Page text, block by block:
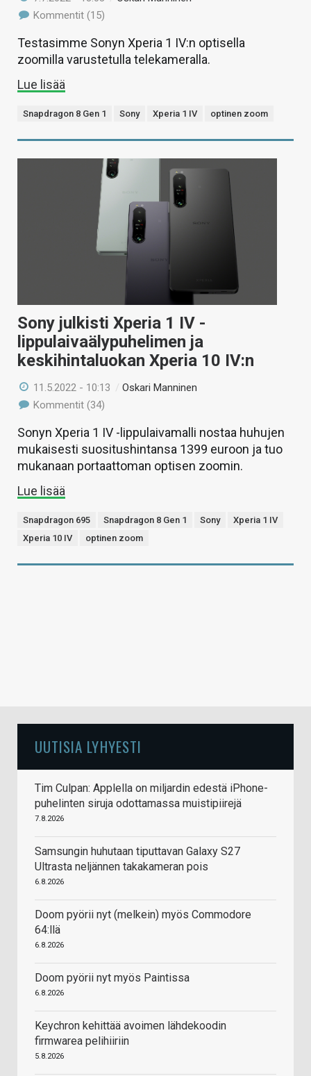
Kommentit (15)
Testasimme Sonyn Xperia 1 IV:n optisella
zoomilla varustetulla telekameralla.
Lue lisää
Snapdragon 8 Gen 1 Sony Xperia 1 IV optinen zoom
Sony julkisti Xperia 1 IV -
lippulaivaälypuhelimen ja
keskihintaluokan Xperia 10 IV:n
11.5.2022 - 10:13 /Oskari Manninen
Kommentit (34)
Sonyn Xperia 1 IV -lippulaivamalli nostaa huhujen
mukaisesti suositushintansa 1399 euroon ja tuo
mukanaan portaattoman optisen zoomin.
Lue lisää
Snapdragon 695 Snapdragon 8 Gen 1 Sony
Xperia 1 IV
Xperia 10 IV
optinen zoom
UUTISIA LYHYESTI
Tim Culpan: Applella on miljardin edestä iPhone-
puhelinten siruja odottamassa muistipiirejä
7.8.2026
Samsungin huhutaan tiputtavan Galaxy S27
Ultrasta neljännen takakameran pois
6.8.2026
Doom pyörii nyt (melkein) myös Commodore
64:llä
6.8.2026
Doom pyörii nyt myös Paintissa
6.8.2026
Keychron kehittää avoimen lähdekoodin
firmwarea pelihiiriin
5.8.2026